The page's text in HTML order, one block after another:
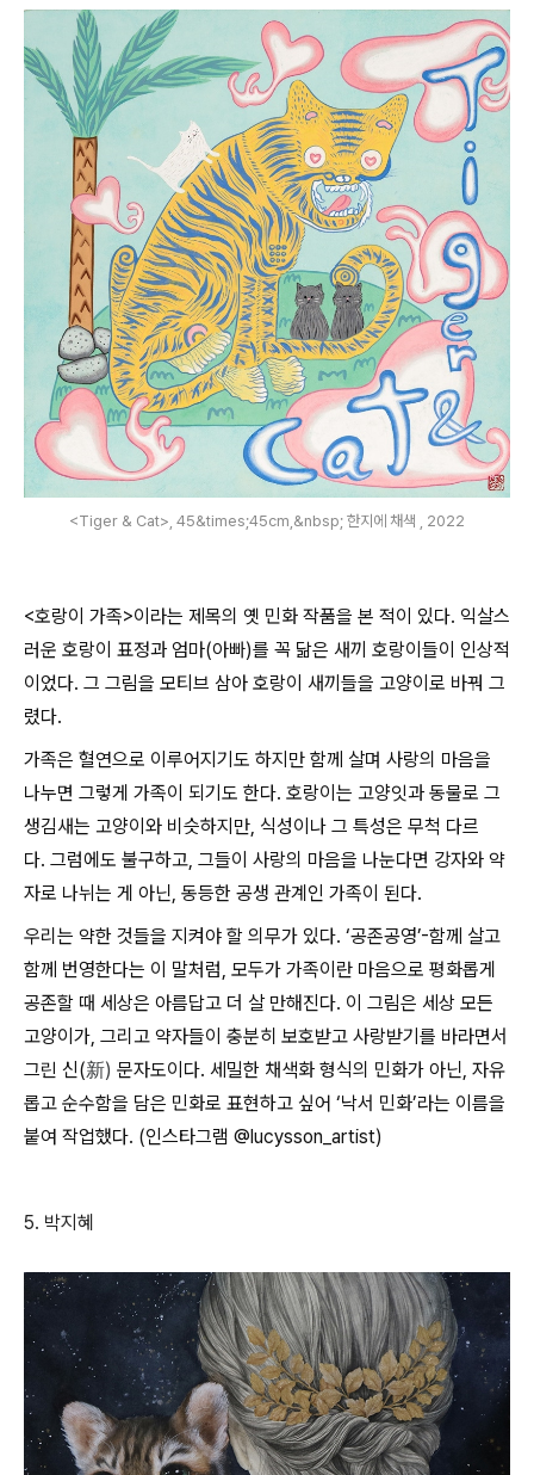
<Tiger & Cat>, 45&times;45cm,&nbsp; 한지에 채색 , 2022
<호랑이 가족>이라는 제목의 옛 민화 작품을 본 적이 있다. 익살스
러운 호랑이 표정과 엄마(아빠)를 꼭 닮은 새끼 호랑이들이 인상적
이었다. 그 그림을 모티브 삼아 호랑이 새끼들을 고양이로 바꿔 그
렸다.
가족은 혈연으로 이루어지기도 하지만 함께 살며 사랑의 마음을
나누면 그렇게 가족이 되기도 한다. 호랑이는 고양잇과 동물로 그
생김새는 고양이와 비슷하지만, 식성이나 그 특성은 무척 다르
다. 그럼에도 불구하고, 그들이 사랑의 마음을 나눈다면 강자와 약
자로 나뉘는 게 아닌, 동등한 공생 관계인 가족이 된다.
우리는 약한 것들을 지켜야 할 의무가 있다. ‘공존공영’-함께 살고
함께 번영한다는 이 말처럼, 모두가 가족이란 마음으로 평화롭게
공존할 때 세상은 아름답고 더 살 만해진다. 이 그림은 세상 모든
고양이가, 그리고 약자들이 충분히 보호받고 사랑받기를 바라면서
그린 신(新) 문자도이다. 세밀한 채색화 형식의 민화가 아닌, 자유
롭고 순수함을 담은 민화로 표현하고 싶어 ‘낙서 민화’라는 이름을
붙여 작업했다. (인스타그램 @lucysson_artist)
5. 박지혜